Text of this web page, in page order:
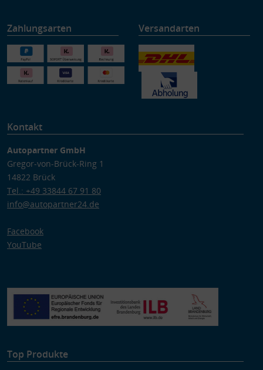
Zahlungsarten Versandarten
Kontakt
Autopartner GmbH
Gregor-von-Brück-Ring 1
14822 Brück
Tel.: +49 33844 67 91 80
info@autopartner24.de
Facebook
YouTube
Top Produkte